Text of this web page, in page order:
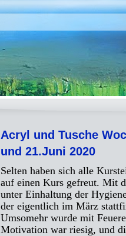
Acryl und Tusche
und 21.Juni 2020
Selten haben sich alle
auf einen Kurs gefreut. Mit
unter Einhaltung der
der eigentlich im März
Umsomehr wurde mit
Motivation war riesig, und